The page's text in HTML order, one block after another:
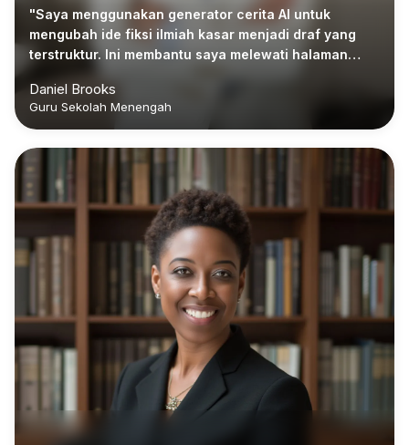
"Saya menggunakan generator cerita AI untuk
mengubah ide fiksi ilmiah kasar menjadi draf yang
terstruktur. Ini membantu saya melewati halaman
Daniel Brooks
Guru Sekolah Menengah